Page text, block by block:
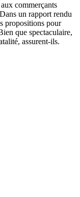
commerçants
un rapport rendu
propositions pour
que spectaculaire,
assurent-ils.